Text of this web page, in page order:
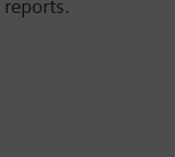
CCA-CMPT-